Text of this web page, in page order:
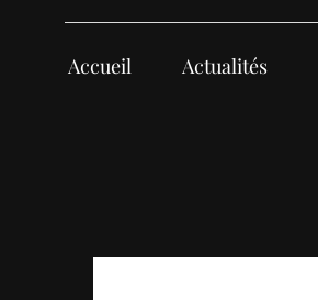
Accueil Actualités